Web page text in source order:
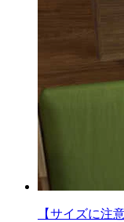
【サイズに注